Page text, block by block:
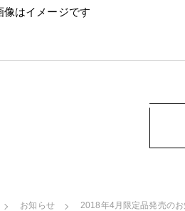
はイメージです
お知らせ 2018年4月限定品発売のお